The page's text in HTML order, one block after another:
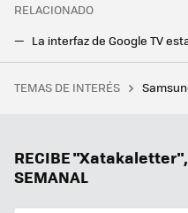
RELACIONADO
TEMAS DE INTERÉS
RECIBE "Xatakaletter",
SEMANAL